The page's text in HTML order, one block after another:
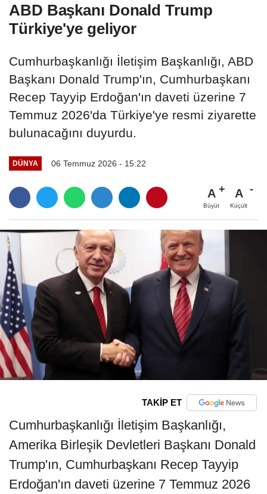
ABD Başkanı Donald Trump
Türkiye'ye geliyor
Cumhurbaşkanlığı İletişim Başkanlığı, ABD
Başkanı Donald Trump'ın, Cumhurbaşkanı
Recep Tayyip Erdoğan'ın daveti üzerine 7
Temmuz 2026'da Türkiye'ye resmi ziyarette
bulunacağını duyurdu.
DÜNYA 06 Temmuz 2026 - 15:22
A
Büyüt
A
Küçült
TAKİP ET
Cumhurbaşkanlığı İletişim Başkanlığı,
Amerika Birleşik Devletleri Başkanı Donald
Trump'ın, Cumhurbaşkanı Recep Tayyip
Erdoğan'ın daveti üzerine 7 Temmuz 2026